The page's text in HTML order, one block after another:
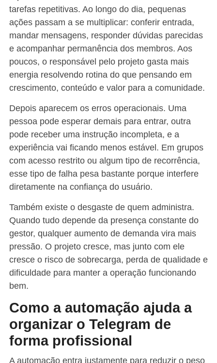
tarefas repetitivas. Ao longo do dia, pequenas
ações passam a se multiplicar: conferir entrada,
mandar mensagens, responder dúvidas parecidas
e acompanhar permanência dos membros. Aos
poucos, o responsável pelo projeto gasta mais
energia resolvendo rotina do que pensando em
crescimento, conteúdo e valor para a comunidade.
Depois aparecem os erros operacionais. Uma
pessoa pode esperar demais para entrar, outra
pode receber uma instrução incompleta, e a
experiência vai ficando menos estável. Em grupos
com acesso restrito ou algum tipo de recorrência,
esse tipo de falha pesa bastante porque interfere
diretamente na confiança do usuário.
Também existe o desgaste de quem administra.
Quando tudo depende da presença constante do
gestor, qualquer aumento de demanda vira mais
pressão. O projeto cresce, mas junto com ele
cresce o risco de sobrecarga, perda de qualidade e
dificuldade para manter a operação funcionando
bem.
Como a automação ajuda a
organizar o Telegram de
forma profissional
A automação entra justamente para reduzir o peso